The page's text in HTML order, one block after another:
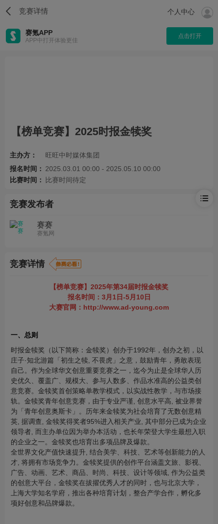
竞赛详情 个人中心
赛氪APP
APP中打开体验更佳
点击打开
【榜单竞赛】2025时报金犊奖
主办方：
旺旺中时媒体集团
报名时间： 2025.03.01 00:00 - 2025.05.10 00:00
比赛时间：
比赛时间待定
竞赛发布者
赛赛
赛氪网
竞赛详情
【榜单竞赛】2025年第34届时报金犊奖
报名时间：3月1日-5月10日
大赛官网：http://www.ad-young.com
一、总则
时报金犊奖（以下简称：金犊奖）创办于1992年，创办之初，以
庄子·知北游篇「初生之犊, 不畏虎」之意，鼓励青年，勇敢表现
自己。作为全球华文创意重要竞赛之一，迄今为止是全球华人历
史优久、覆盖广、规模大、参与人数多、作品水准高的公益类创
意竞赛。金犊奖首创策略单教学模式，以实战性教学，与市场接
轨。金犊奖青年创意竞赛，由于专业严谨, 创意水平高, 被业界誉
为「青年创意奥斯卡」。历年来金犊奖为社会培育了无数创意精
英, 据调查, 金犊奖得奖者95%进入相关产业, 其中部分已成为企业
领导者, 而主办单位因为举办本活动，也长年荣登大学生最想入职
的企业之一。金犊奖也培育出多项品牌及爆款。
全世界文化产值快速提升, 结合美学、科技、艺术等创新能力的人
才, 将拥有市场竞争力。金犊奖提供的创作平台涵盖文旅、影视、
广告、动画、艺术、商品、时尚、科技、设计等领域, 作为公益类
的创意大平台，金犊奖在拔擢优秀人才的同时，也与北京大学，
上海大学知名学府，推出各种培育计划，整合产学合作，孵化多
项好创意和品牌爆款。